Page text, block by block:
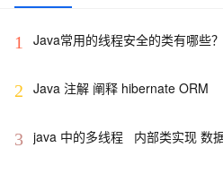
1 Java常用的线程安全的类有哪些？
2 Java 注解 阐释 hibernate ORM
3 java 中的多线程   内部类实现 数